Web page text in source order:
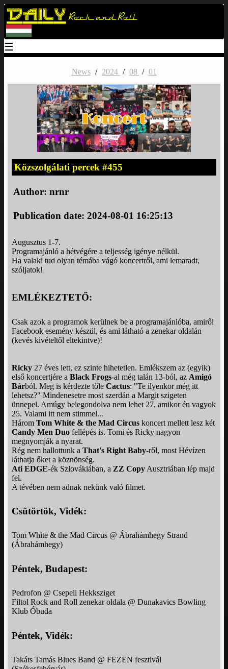
Daily Rock and Roll
☰
News / 2024 / 08 / 01
Közszolgálati percek #455
Author:nrnr
Publication date: 2024-08-01 16:25:13
Augusztus 1-7.
Programajánló a hétvégére a teljesség igénye nélkül.
Ha valaki tud olyan témába vágó koncertről, ami lemaradt,
szóljatok!
EMLÉKEZTETŐ:
Csak azok a programok kerülnek be a programajánlóba, amiről
Facebook esemény készül, és ami látható a zenekar oldalán
(kevés kivételtől eltekintve)!
Ricky 27 éves lett, ez szinte hihetetlen. Emlékszem az (egyik)
első koncertjére aBlack Frogs-al még talán 13-ból, az Amigó
Bárból. Meg is kérdezte tőleCactus: "Te ilyenkor még itt
lehetsz?" Mindenesetre most szerdán a Margit szigeten
ünnepel. Amúgy belegondolva nem lehet 27, amikor én vagyok
25. Valami itt nem stimmel...
HáromTom White & the Mad Circus koncert mellett lesz két
Candy Men Duo fellépés is. Tomi és Ricky nagyon
megnyomják a nyarat.
Rég nem hallottunk aThat's Right Baby-ről, most Hévízen
láthatja őket a köznönség.
Ati EDGE-ék Szlovákiában, a ZZ Copy Ausztriában lép majd
fel.
A tévében nem adnak nekünk való filmet.
Csütörtök, Vidék:
Tom White & the Mad Circus @ Ábrahámhegy Strand
(Ábrahámhegy)
Péntek, Budapest:
Pedrofon @ Csepeli Hekksziget
Filtol Rock and Roll zenekar oldala @ Dunakavics Bowling
Klub Óbuda
Péntek, Vidék:
Takáts Tamás Blues Band @ FEZEN fesztivál